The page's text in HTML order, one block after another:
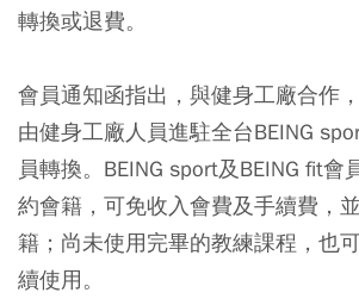
轉換或退費。
會員通知函指出，與健身工廠合作
由健身工廠人員進駐全台BEING
員轉換。BEING sport及BEING fit會
約會籍，可免收入會費及手續費，
籍；尚未使用完畢的教練課程，也
續使用。